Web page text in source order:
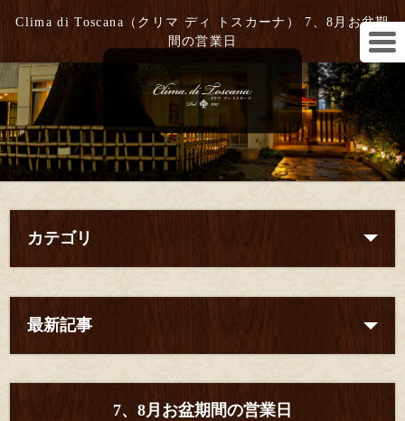
Clima di Toscana（クリマ ディ トスカーナ） 7、8月お盆期
間の営業日
カテゴリ
最新記事
7、8月お盆期間の営業日